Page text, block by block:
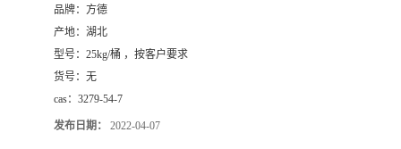
品牌： 方德
产地： 湖北
型号： 25kg/桶 ，按客户要求
货号： 无
cas： 3279-54-7
发布日期： 2022-04-07